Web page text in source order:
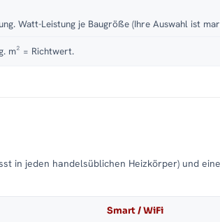
Watt-Leistung je Baugröße (Ihre Auswahl ist
m² = Richtwert.
in jeden handelsüblichen Heizkörper) und
Smart / WiFi